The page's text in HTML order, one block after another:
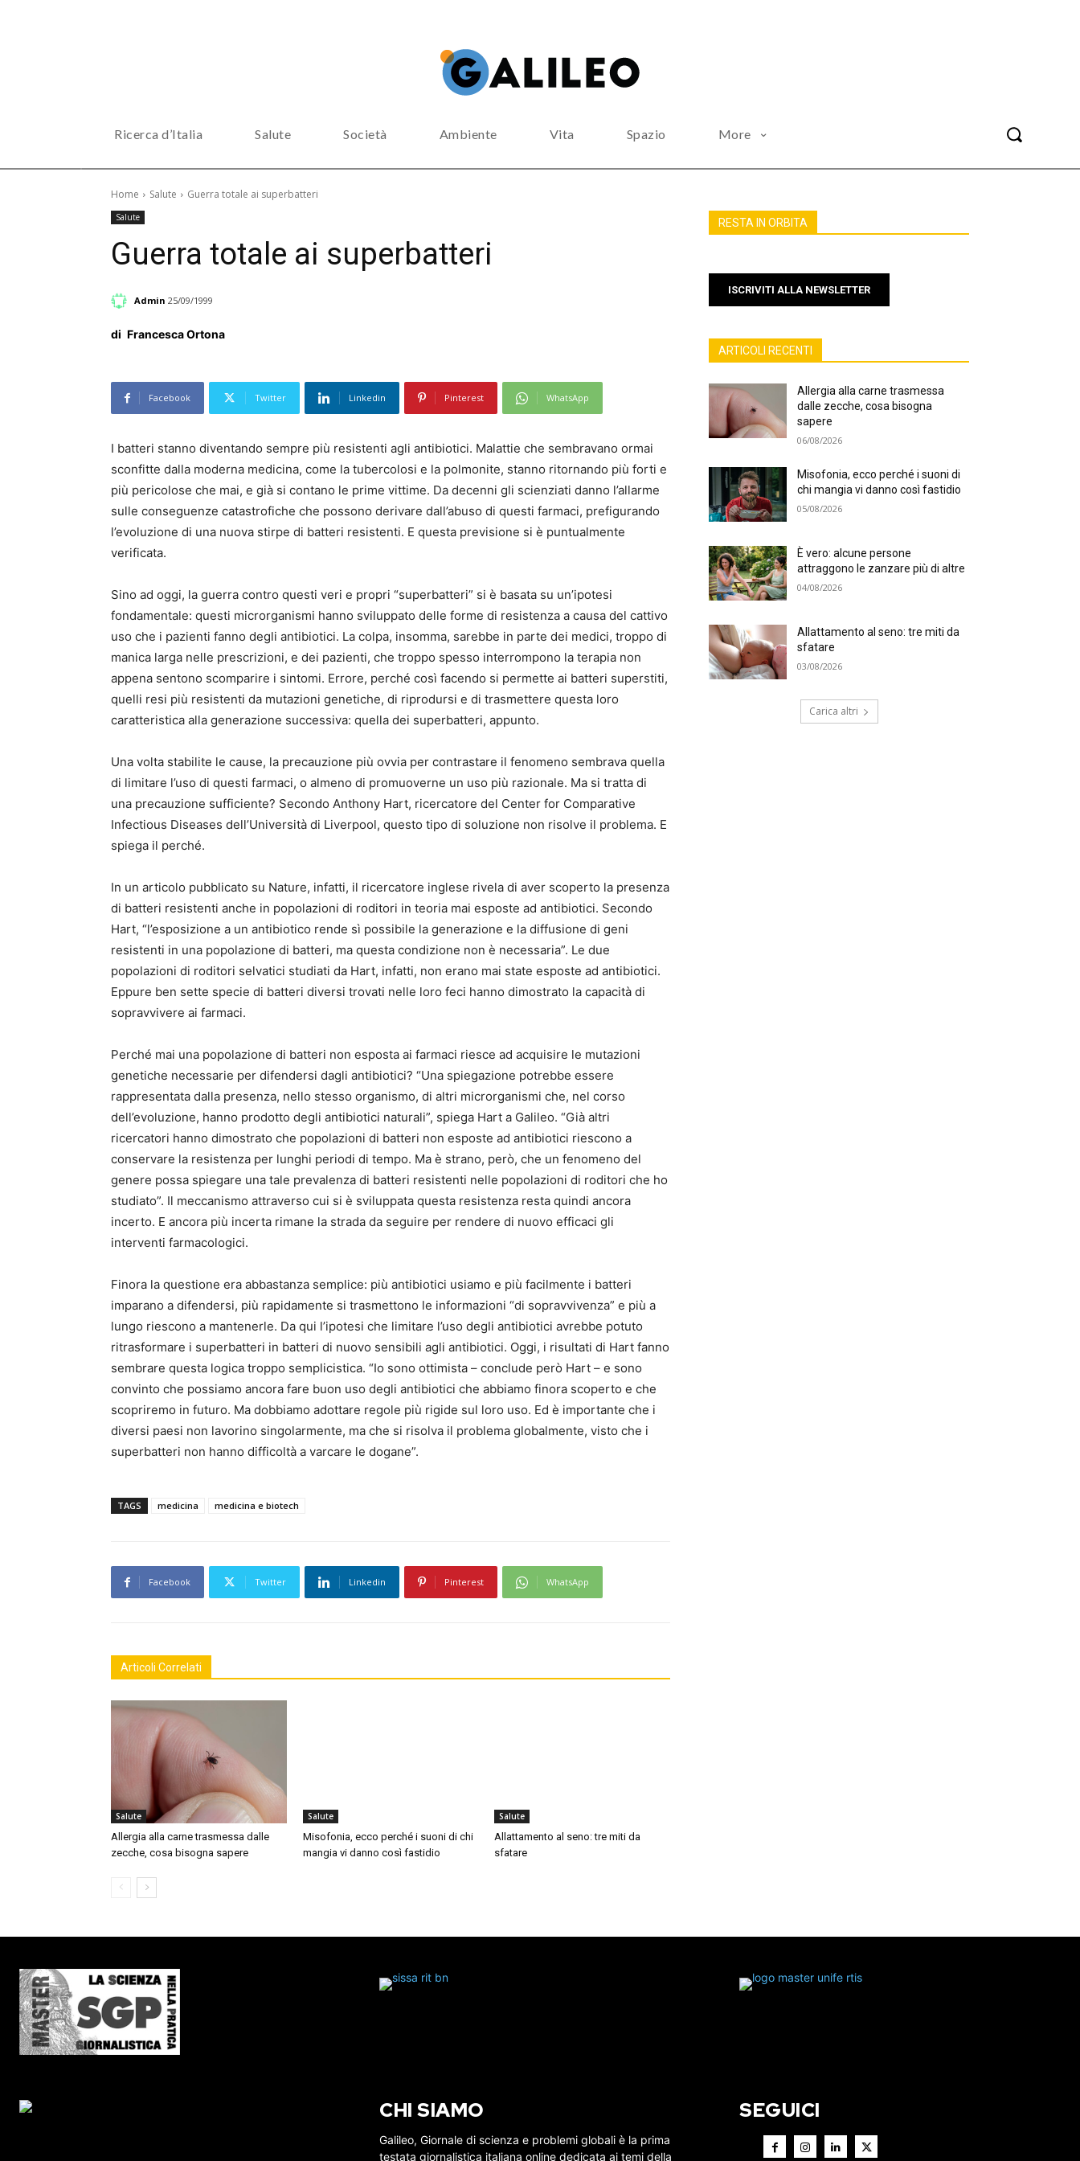
Ricerca d’Italia Salute Società Ambiente Vita Spazio More
Home Salute Guerra totale ai superbatteri
Salute
Guerra totale ai superbatteri
Admin 25/09/1999
di Francesca Ortona
Facebook Twitter Linkedin Pinterest WhatsApp
I batteri stanno diventando sempre più resistenti agli antibiotici. Malattie che sembravano ormai
sconfitte dalla moderna medicina, come la tubercolosi e la polmonite, stanno ritornando più forti e
più pericolose che mai, e già si contano le prime vittime. Da decenni gli scienziati danno l’allarme
sulle conseguenze catastrofiche che possono derivare dall’abuso di questi farmaci, prefigurando
l’evoluzione di una nuova stirpe di batteri resistenti. E questa previsione si è puntualmente
verificata.
Sino ad oggi, la guerra contro questi veri e propri “superbatteri” si è basata su un’ipotesi
fondamentale: questi microrganismi hanno sviluppato delle forme di resistenza a causa del cattivo
uso che i pazienti fanno degli antibiotici. La colpa, insomma, sarebbe in parte dei medici, troppo di
manica larga nelle prescrizioni, e dei pazienti, che troppo spesso interrompono la terapia non
appena sentono scomparire i sintomi. Errore, perché così facendo si permette ai batteri superstiti,
quelli resi più resistenti da mutazioni genetiche, di riprodursi e di trasmettere questa loro
caratteristica alla generazione successiva: quella dei superbatteri, appunto.
Una volta stabilite le cause, la precauzione più ovvia per contrastare il fenomeno sembrava quella
di limitare l’uso di questi farmaci, o almeno di promuoverne un uso più razionale. Ma si tratta di
una precauzione sufficiente? Secondo Anthony Hart, ricercatore del Center for Comparative
Infectious Diseases dell’Università di Liverpool, questo tipo di soluzione non risolve il problema. E
spiega il perché.
In un articolo pubblicato su Nature, infatti, il ricercatore inglese rivela di aver scoperto la presenza
di batteri resistenti anche in popolazioni di roditori in teoria mai esposte ad antibiotici. Secondo
Hart, “l’esposizione a un antibiotico rende sì possibile la generazione e la diffusione di geni
resistenti in una popolazione di batteri, ma questa condizione non è necessaria”. Le due
popolazioni di roditori selvatici studiati da Hart, infatti, non erano mai state esposte ad antibiotici.
Eppure ben sette specie di batteri diversi trovati nelle loro feci hanno dimostrato la capacità di
sopravvivere ai farmaci.
Perché mai una popolazione di batteri non esposta ai farmaci riesce ad acquisire le mutazioni
genetiche necessarie per difendersi dagli antibiotici? “Una spiegazione potrebbe essere
rappresentata dalla presenza, nello stesso organismo, di altri microrganismi che, nel corso
dell’evoluzione, hanno prodotto degli antibiotici naturali”, spiega Hart a Galileo. “Già altri
ricercatori hanno dimostrato che popolazioni di batteri non esposte ad antibiotici riescono a
conservare la resistenza per lunghi periodi di tempo. Ma è strano, però, che un fenomeno del
genere possa spiegare una tale prevalenza di batteri resistenti nelle popolazioni di roditori che ho
studiato”. Il meccanismo attraverso cui si è sviluppata questa resistenza resta quindi ancora
incerto. E ancora più incerta rimane la strada da seguire per rendere di nuovo efficaci gli
interventi farmacologici.
Finora la questione era abbastanza semplice: più antibiotici usiamo e più facilmente i batteri
imparano a difendersi, più rapidamente si trasmettono le informazioni “di sopravvivenza” e più a
lungo riescono a mantenerle. Da qui l’ipotesi che limitare l’uso degli antibiotici avrebbe potuto
ritrasformare i superbatteri in batteri di nuovo sensibili agli antibiotici. Oggi, i risultati di Hart fanno
sembrare questa logica troppo semplicistica. “Io sono ottimista – conclude però Hart – e sono
convinto che possiamo ancora fare buon uso degli antibiotici che abbiamo finora scoperto e che
scopriremo in futuro. Ma dobbiamo adottare regole più rigide sul loro uso. Ed è importante che i
diversi paesi non lavorino singolarmente, ma che si risolva il problema globalmente, visto che i
superbatteri non hanno difficoltà a varcare le dogane”.
TAGS medicina medicina e biotech
Facebook Twitter Linkedin Pinterest WhatsApp
Articoli Correlati
Salute
Allergia alla carne trasmessa dalle
zecche, cosa bisogna sapere
Salute
Misofonia, ecco perché i suoni di chi
mangia vi danno così fastidio
Salute
Allattamento al seno: tre miti da
sfatare
RESTA IN ORBITA
ISCRIVITI ALLA NEWSLETTER
ARTICOLI RECENTI
Allergia alla carne trasmessa
dalle zecche, cosa bisogna
sapere
06/08/2026
Misofonia, ecco perché i suoni di
chi mangia vi danno così fastidio
05/08/2026
È vero: alcune persone
attraggono le zanzare più di altre
04/08/2026
Allattamento al seno: tre miti da
sfatare
03/08/2026
Carica altri
CHI SIAMO
Galileo, Giornale di scienza e problemi globali è la prima
testata giornalistica italiana online dedicata ai temi della
SEGUICI